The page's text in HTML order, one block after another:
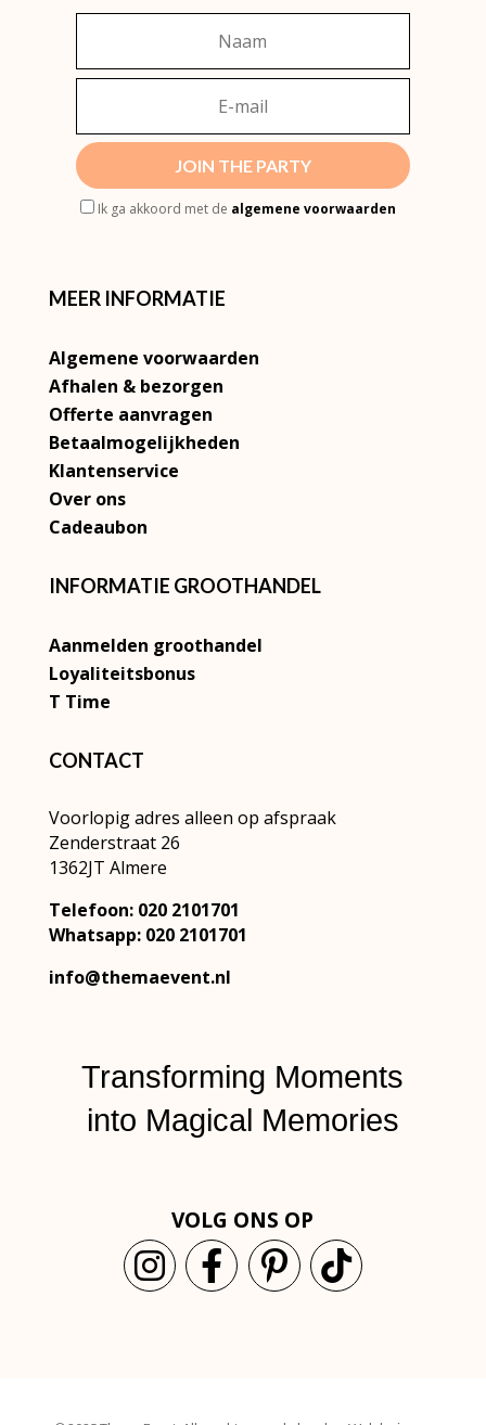
JOIN THE PARTY
Ik ga akkoord met de algemene voorwaarden
MEER INFORMATIE
Algemene voorwaarden
Afhalen & bezorgen
Offerte aanvragen
Betaalmogelijkheden
Klantenservice
Over ons
Cadeaubon
INFORMATIE GROOTHANDEL
Aanmelden groothandel
Loyaliteitsbonus
T Time
CONTACT
Voorlopig adres alleen op afspraak
Zenderstraat 26
1362JT Almere
Telefoon: 020 2101701
Whatsapp: 020 2101701
info@themaevent.nl
Transforming Moments
into Magical Memories
VOLG ONS OP